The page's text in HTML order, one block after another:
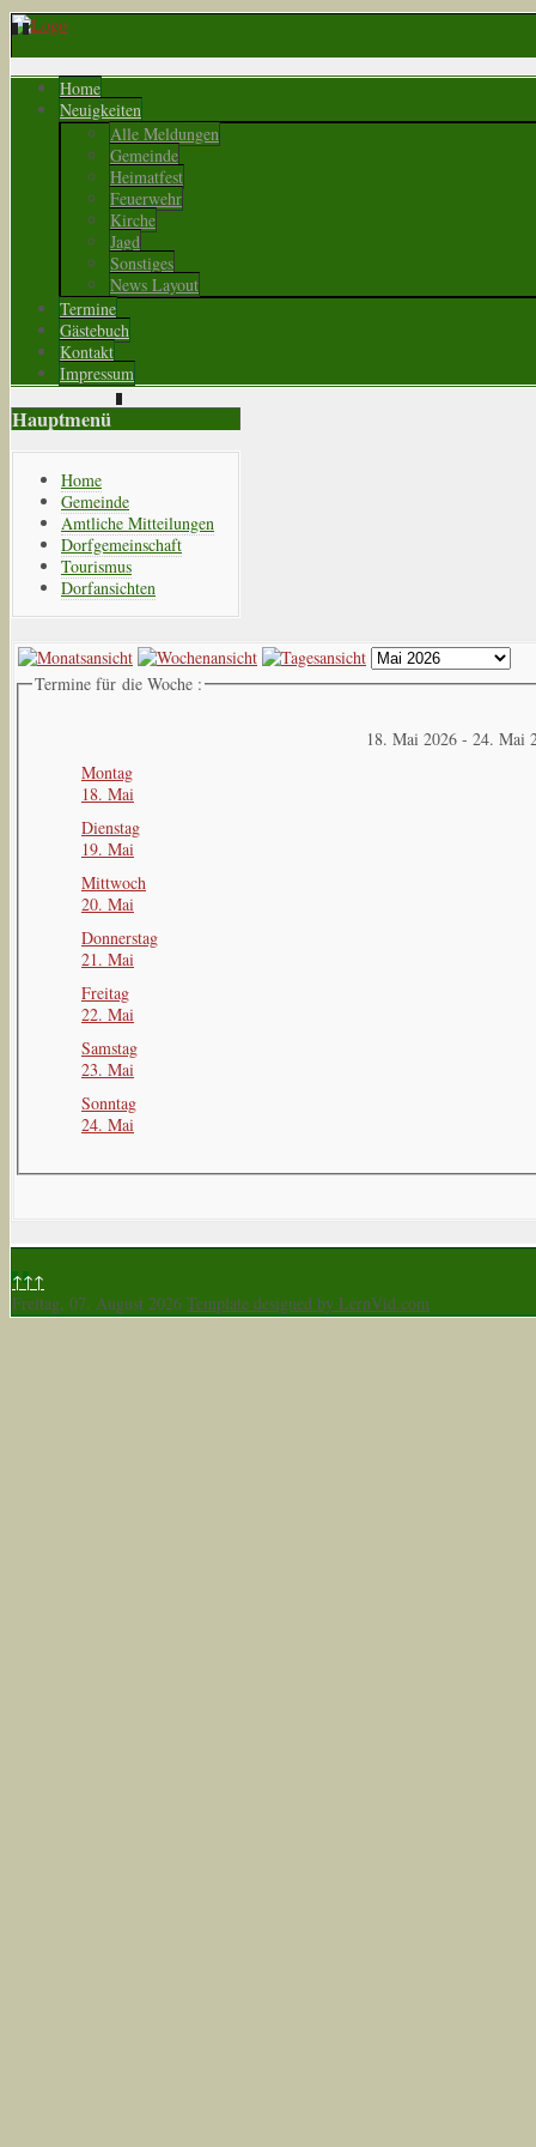
Home
Neuigkeiten
Alle Meldungen
Gemeinde
Heimatfest
Feuerwehr
Kirche
Jagd
Sonstiges
News Layout
Termine
Gästebuch
Kontakt
Impressum
Hauptmenü
Home
Gemeinde
Amtliche Mitteilungen
Dorfgemeinschaft
Tourismus
Dorfansichten
Termine für die Woche :
18. Mai 2026 - 24. Mai
Montag
18. Mai
Dienstag
19. Mai
Mittwoch
20. Mai
Donnerstag
21. Mai
Freitag
22. Mai
Samstag
23. Mai
Sonntag
24. Mai
↑↑↑
Freitag, 07. August 2026 Template designed by LernVid.com